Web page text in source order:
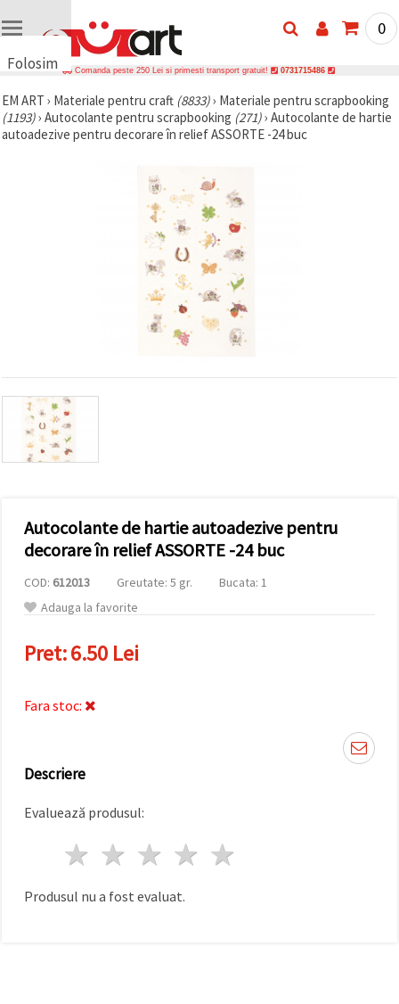
Folosim
uri
🍪 Folosim
cookie-uri
afișa
conținut și
reclame
relevante,
analiză și
marketing.
acord să
utilizați
toate
cookie -
clic pe
"acceptati
indicați
cookie -uri
pe butonul
toate!
0
Comanda peste 250 Lei si primesti transport gratuit! 0731715486
EM ART › Materiale pentru craft (8833)› Materiale pentru scrapbooking
(1193)› Autocolante pentru scrapbooking (271)› Autocolante de hartie
autoadezive pentru decorare în relief ASSORTE -24 buc
Autocolante de hartie autoadezive pentru
decorare în relief ASSORTE -24 buc
COD: 612013 Greutate: 5 gr.
Bucata: 1
Adauga la favorite
Pret:6.50 Lei
Fara stoc:
Descriere
Evaluează produsul:
4 stele
3 stele
2 stele
1 stea
Produsul nu a fost evaluat.